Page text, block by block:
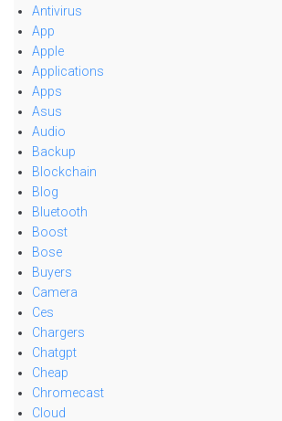
Antivirus
App
Apple
Applications
Apps
Asus
Audio
Backup
Blockchain
Blog
Bluetooth
Boost
Bose
Buyers
Camera
Ces
Chargers
Chatgpt
Cheap
Chromecast
Cloud